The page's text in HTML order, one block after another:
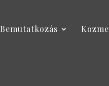
Bemutatkozás